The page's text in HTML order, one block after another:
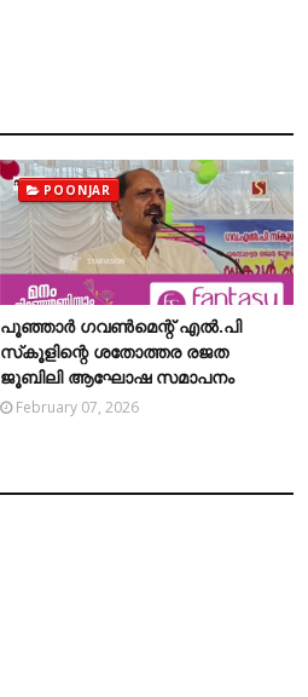
POONJAR
പൂഞ്ഞാര്‍ ഗവണ്‍മെന്റ് എല്‍.പി
സ്‌കൂളിന്റെ ശതോത്തര രജത
ജൂബിലി ആഘോഷ സമാപനം
February 07, 2026